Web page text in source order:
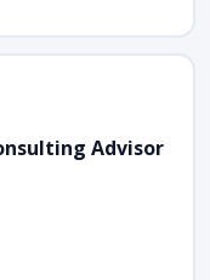
Advisor